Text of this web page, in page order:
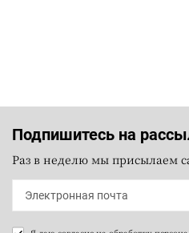
Подпишитесь на
Раз в неделю мы присылаем